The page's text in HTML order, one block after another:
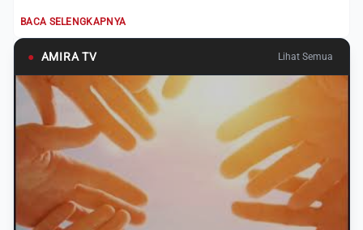
BACA SELENGKAPNYA
● AMIRA TV Lihat Semua